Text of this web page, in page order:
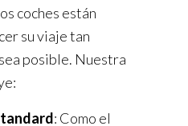
coches están
su viaje tan
posible. Nuestra
: Como el